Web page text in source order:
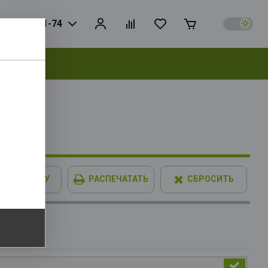
728-81-74
В КОРЗИНУ РАСПЕЧАТАТЬ СБРОСИТЬ